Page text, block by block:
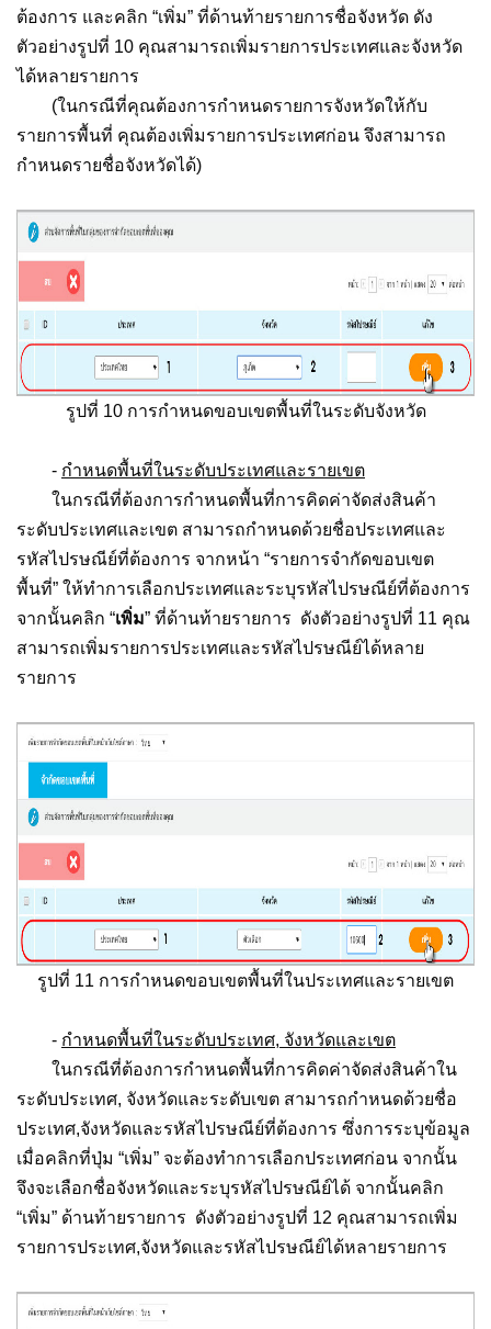
ต้องการ และคลิก “เพิ่ม” ที่ด้านท้ายรายการชื่อจังหวัด ดัง
ตัวอย่างรูปที่ 10 คุณสามารถเพิ่มรายการประเทศและจังหวัด
ได้หลายรายการ
(ในกรณีที่คุณต้องการกำหนดรายการจังหวัดให้กับ
รายการพื้นที่ คุณต้องเพิ่มรายการประเทศก่อน จึงสามารถ
กำหนดรายชื่อจังหวัดได้)
รูปที่ 10 การกำหนดขอบเขตพื้นที่ในระดับจังหวัด
- กำหนดพื้นที่ในระดับประเทศและรายเขต
ในกรณีที่ต้องการกำหนดพื้นที่การคิดค่าจัดส่งสินค้า
ระดับประเทศและเขต สามารถกำหนดด้วยชื่อประเทศและ
รหัสไปรษณีย์ที่ต้องการ จากหน้า “รายการจำกัดขอบเขต
พื้นที่” ให้ทำการเลือกประเทศและระบุรหัสไปรษณีย์ที่ต้องการ
จากนั้นคลิก “เพิ่ม” ที่ด้านท้ายรายการ ดังตัวอย่างรูปที่ 11 คุณ
สามารถเพิ่มรายการประเทศและรหัสไปรษณีย์ได้หลาย
รายการ
รูปที่ 11 การกำหนดขอบเขตพื้นที่ในประเทศและรายเขต
- กำหนดพื้นที่ในระดับประเทศ, จังหวัดและเขต
ในกรณีที่ต้องการกำหนดพื้นที่การคิดค่าจัดส่งสินค้าใน
ระดับประเทศ, จังหวัดและระดับเขต สามารถกำหนดด้วยชื่อ
ประเทศ,จังหวัดและรหัสไปรษณีย์ที่ต้องการ ซึ่งการระบุข้อมูล
เมื่อคลิกที่ปุ่ม “เพิ่ม” จะต้องทำการเลือกประเทศก่อน จากนั้น
จึงจะเลือกชื่อจังหวัดและระบุรหัสไปรษณีย์ได้ จากนั้นคลิก
“เพิ่ม” ด้านท้ายรายการ ดังตัวอย่างรูปที่ 12 คุณสามารถเพิ่ม
รายการประเทศ,จังหวัดและรหัสไปรษณีย์ได้หลายรายการ